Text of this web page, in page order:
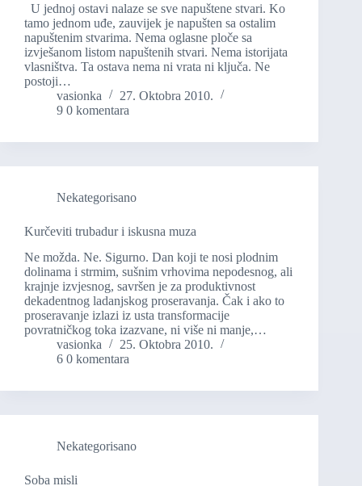
U jednoj ostavi nalaze se sve napuštene stvari. Ko
tamo jednom uđe, zauvijek je napušten sa ostalim
napuštenim stvarima. Nema oglasne ploče sa
izvješanom listom napuštenih stvari. Nema istorijata
vlasništva. Ta ostava nema ni vrata ni ključa. Ne
postoji…
vasionka
27. Oktobra 2010.
9 0 komentara
Nekategorisano
Kurčeviti trubadur i iskusna muza
Ne možda. Ne. Sigurno. Dan koji te nosi plodnim
dolinama i strmim, sušnim vrhovima nepodesnog, ali
krajnje izvjesnog, savršen je za produktivnost
dekadentnog ladanjskog proseravanja. Čak i ako to
proseravanje izlazi iz usta transformacije
povratničkog toka izazvane, ni više ni manje,…
vasionka
25. Oktobra 2010.
6 0 komentara
Nekategorisano
Soba misli